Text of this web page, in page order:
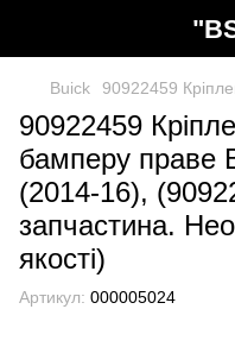
Buick 90922459
90922459
бамперу праве
(2014-16),
запчастина.
якості)
Артикул: 000005024